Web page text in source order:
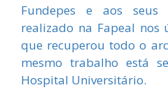
Fundepes e aos seus
realizado na Fapeal
que recuperou todo o
mesmo trabalho está
Hospital Universitário.